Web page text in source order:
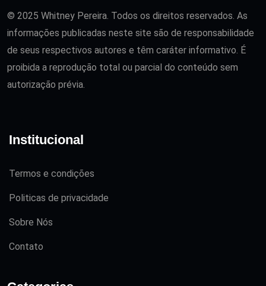
© 2025 Whitney Pereira. Todos os direitos reservados. As
informações publicadas neste site são de responsabilidade
de seus respectivos autores e têm caráter informativo. É
proibida a reprodução total ou parcial do conteúdo sem
autorização prévia.
Institucional
Termos e condições
Politicas de privacidade
Sobre Nós
Contato